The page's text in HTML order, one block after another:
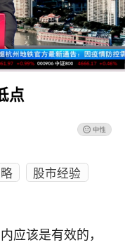
点
股市经验
应该是有效的，